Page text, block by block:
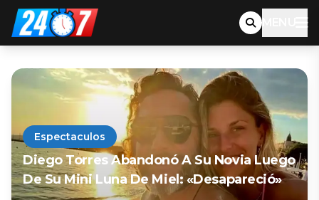
MENU
Espectaculos
Diego Torres Abandonó A Su Novia Luego
De Su Mini Luna De Miel: «Desapareció»